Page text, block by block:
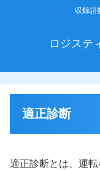
収録語
ロジステ
適正診断
適正診断とは、運